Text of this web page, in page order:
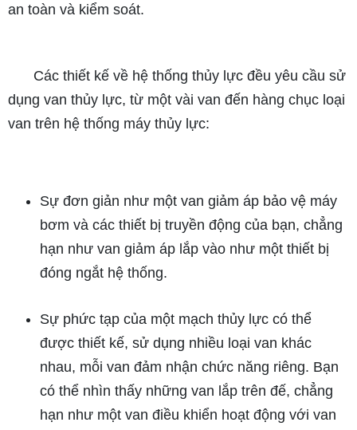
an toàn và kiểm soát.
Các thiết kế về hệ thống thủy lực đều yêu cầu sử
dụng van thủy lực, từ một vài van đến hàng chục loại
van trên hệ thống máy thủy lực:
Sự đơn giản như một van giảm áp bảo vệ máy
bơm và các thiết bị truyền động của bạn, chẳng
hạn như van giảm áp lắp vào như một thiết bị
đóng ngắt hệ thống.
Sự phức tạp của một mạch thủy lực có thể
được thiết kế, sử dụng nhiều loại van khác
nhau, mỗi van đảm nhận chức năng riêng. Bạn
có thể nhìn thấy những van lắp trên đế, chẳng
hạn như một van điều khiển hoạt động với van